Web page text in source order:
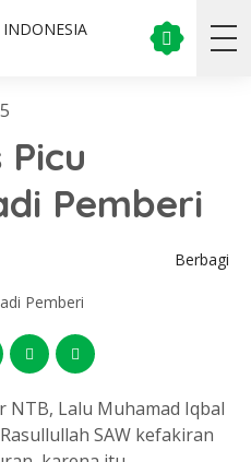
Pemberi
Berbagi
NTB, Lalu Muhamad Iqbal
SAW kefakiran